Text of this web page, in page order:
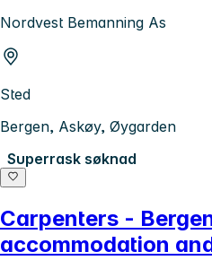
Nordvest Bemanning As
Sted
Bergen, Askøy, Øygarden
Superrask søknad
Carpenters -
accommodation